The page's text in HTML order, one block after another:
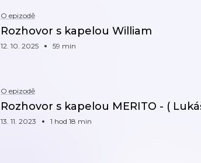
O epizodě
Rozhovor s kapelou William
12. 10. 2025 59 min
O epizodě
Rozhovor s kapelou MERITO - (
13. 11. 2023 1 hod 18 min